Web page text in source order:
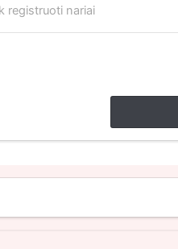
registruoti nariai